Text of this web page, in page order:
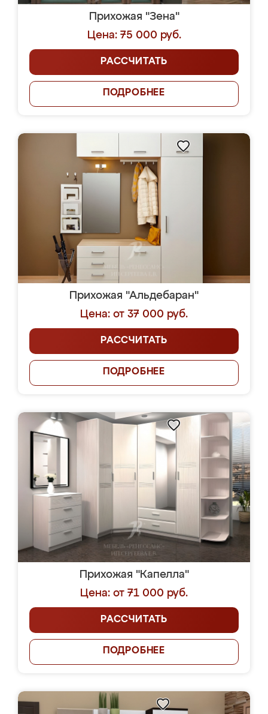
Прихожая "Зена"
Цена: 75 000 руб.
РАССЧИТАТЬ
ПОДРОБНЕЕ
Прихожая "Альдебаран"
Цена: от 37 000 руб.
РАССЧИТАТЬ
ПОДРОБНЕЕ
Прихожая "Капелла"
Цена: от 71 000 руб.
РАССЧИТАТЬ
ПОДРОБНЕЕ